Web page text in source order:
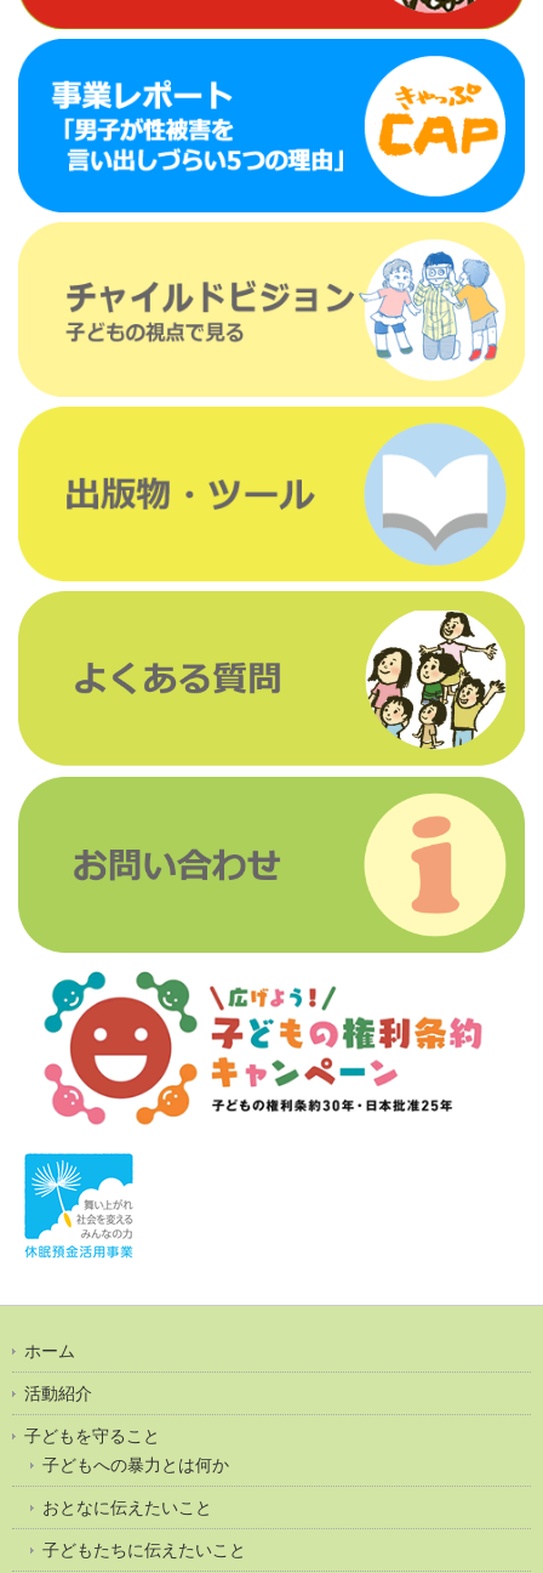
ホーム
活動紹介
子どもを守ること
子どもへの暴力とは何か
おとなに伝えたいこと
子どもたちに伝えたいこと